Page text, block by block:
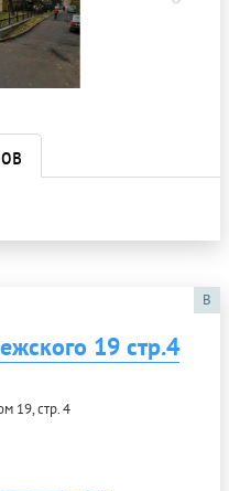
B
19 стр.4
19, стр. 4